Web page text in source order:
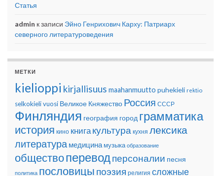
Статья
admin к записи Эйно Генрихович Карху: Патриарх
северного литературоведения
МЕТКИ
kielioppi kirjallisuus maahanmuutto puhekieli rektio
selkokielivuosi Великое Княжество Россия СССР
Финляндия география город грамматика
история кино книгакультура кухня лексика
литература медицина музыка образование
обществопереводперсоналии песня
политика пословицы поэзия религия сложные